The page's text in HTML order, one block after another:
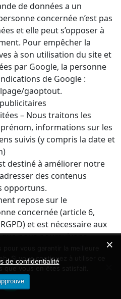
de données a un
concernée n’est pas
et elle peut s’opposer à
Pour empêcher la
à son utilisation du site et
par Google, la personne
de Google :
gaoptout.
– Nous traitons les
informations sur les
suivis (y compris la date et
destiné à améliorer notre
des contenus
opportuns.
repose sur le
concernée (article 6,
et est nécessaire aux
nous poursuivons,
communication et à éviter
inopportunes (article 6,
La demande de
La personne
de confidentialité
Si vous continuez à utiliser ce
que vous en êtes satisfait.
OK